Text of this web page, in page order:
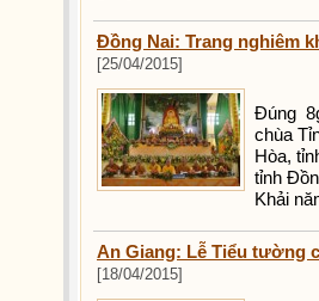
Đồng Nai: Trang nghiêm
[25/04/2015]
Đúng
chùa
Hòa,
tỉnh
Khải
An Giang: Lễ Tiểu tường
[18/04/2015]